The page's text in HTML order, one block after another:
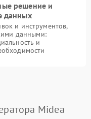
решение и
данных
и инструментов,
данными:
и
Midea